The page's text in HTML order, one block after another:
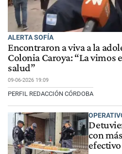
ALERTA SOFÍA
Encontraron a viva a la
Colonia Caroya: “La vimos
salud”
09-06-2026 19:09
PERFIL REDACCIÓN CÓRDOBA
con